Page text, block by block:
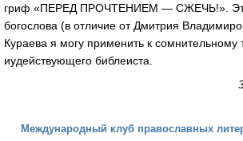
гриф «ПЕРЕД ПРОЧТЕНИЕМ — СЖЕЧЬ!».
богослова (в отличие от Дмитрия
Кураева я могу применить к сомнительному
иудействующего библеиста.
Международный клуб православных